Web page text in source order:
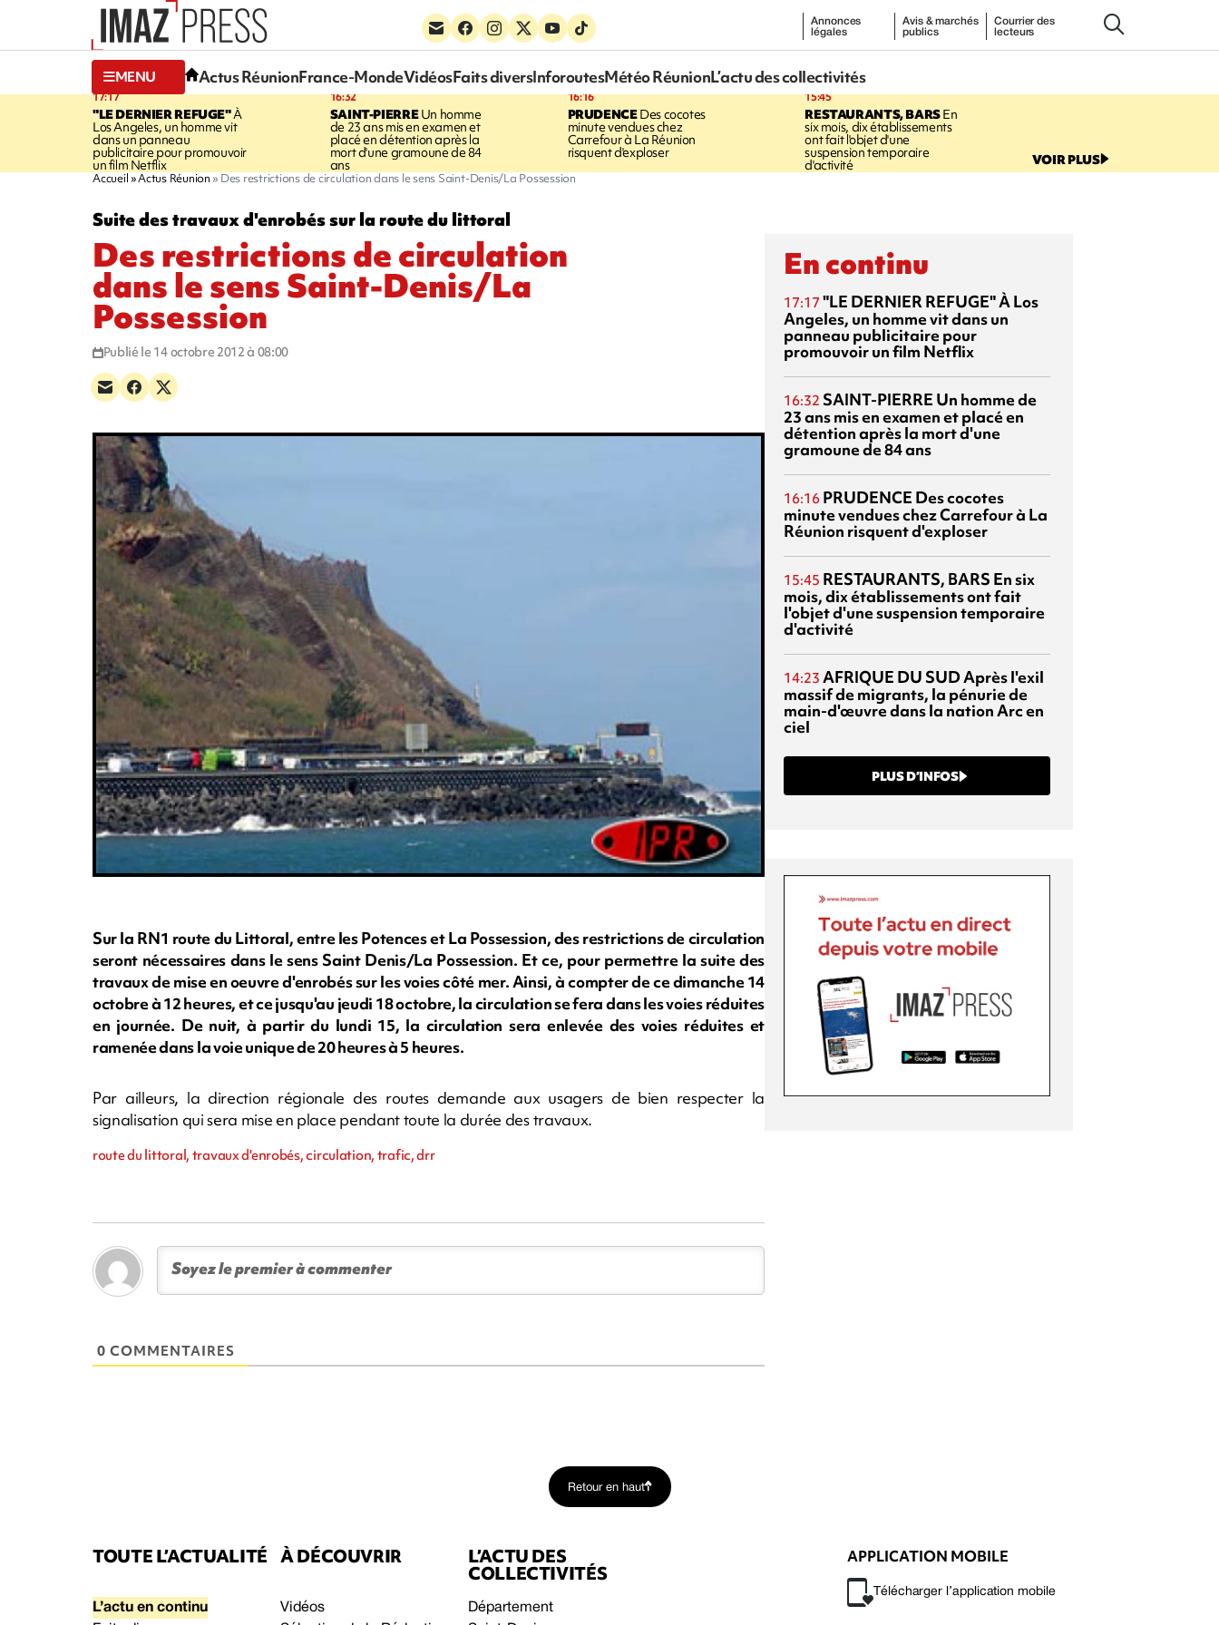
Annonces
légales
Avis & marchés
publics
Courrier des
lecteurs
MENU Actus RéunionFrance-MondeVidéosFaits diversInforoutesMétéo RéunionL’actu des collectivités
17:17
"LE DERNIER REFUGE"À
Los Angeles, un homme vit
dans un panneau
publicitaire pour promouvoir
un film Netflix
16:32
SAINT-PIERREUn homme
de 23 ans mis en examen et
placé en détention après la
mort d'une gramoune de 84
ans
16:16
PRUDENCEDes cocotes
minute vendues chez
Carrefour à La Réunion
risquent d'exploser
15:45
RESTAURANTS, BARSEn
six mois, dix établissements
ont fait l'objet d'une
suspension temporaire
d'activité VOIR PLUS
Accueil Actus Réunion Des restrictions de circulation dans le sens Saint-Denis/La Possession
Suite des travaux d'enrobés sur la route du littoral
Des restrictions de circulation
dans le sens Saint-Denis/La
Possession
Publié le 14 octobre 2012 à 08:00
Sur la RN1 route du Littoral, entre les Potences et La Possession, des restrictions de circulation
seront nécessaires dans le sens Saint Denis/La Possession. Et ce, pour permettre la suite des
travaux de mise en oeuvre d'enrobés sur les voies côté mer. Ainsi, à compter de ce dimanche 14
octobre à 12 heures, et ce jusqu'au jeudi 18 octobre, la circulation se fera dans les voies réduites
en journée. De nuit, à partir du lundi 15, la circulation sera enlevée des voies réduites et
ramenée dans la voie unique de 20 heures à 5 heures.
Par ailleurs, la direction régionale des routes demande aux usagers de bien respecter la
signalisation qui sera mise en place pendant toute la durée des travaux.
route du littoral, travaux d'enrobés, circulation, trafic, drr
0 COMMENTAIRES
En continu
17:17 "LE DERNIER REFUGE"À Los
Angeles, un homme vit dans un
panneau publicitaire pour
promouvoir un film Netflix
16:32 SAINT-PIERRE Un homme de
23 ans mis en examen et placé en
détention après la mort d'une
gramoune de 84 ans
16:16 PRUDENCE Des cocotes
minute vendues chez Carrefour à La
Réunion risquent d'exploser
15:45 RESTAURANTS, BARS En six
mois, dix établissements ont fait
l'objet d'une suspension temporaire
d'activité
14:23 AFRIQUE DU SUDAprès l'exil
massif de migrants, la pénurie de
main-d'œuvre dans la nation Arc en
ciel
PLUS D’INFOS
Retour en haut
TOUTE L’ACTUALITÉ
L’actu en continu
À DÉCOUVRIR
Vidéos
L’ACTU DES
COLLECTIVITÉS
Département
APPLICATION MOBILE
Télécharger l’application mobile